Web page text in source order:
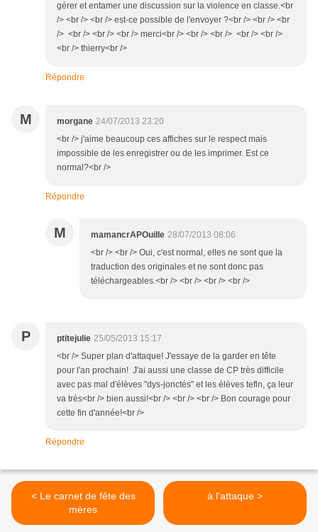
gérer et entamer une discussion sur la violence en classe.<br
/> <br /> <br /> est-ce possible de l'envoyer ?<br /> <br /> <br
/> <br /> <br /> <br /> merci<br /> <br /> <br /> <br /> <br />
<br /> thierry<br />
Répondre
M morgane 24/07/2013 23:20
<br /> j'aime beaucoup ces affiches sur le respect mais
impossible de les enregistrer ou de les imprimer. Est ce
normal?<br />
Répondre
M mamancrAPOuille 28/07/2013 08:06
<br /> <br /> Oui, c'est normal, elles ne sont que la
traduction des originales et ne sont donc pas
téléchargeables.<br /> <br /> <br /> <br />
P ptitejulie 25/05/2013 15:17
<br /> Super plan d'attaque! J'essaye de la garder en tête
pour l'an prochain! J'ai aussi une classe de CP très difficile
avec pas mal d'élèves "dys-jonctés" et les élèves tefln, ça leur
va très<br /> bien aussi!<br /> <br /> <br /> Bon courage pour
cette fin d'année!<br />
Répondre
< Le carnet de fête des
mères
à l'attaque >